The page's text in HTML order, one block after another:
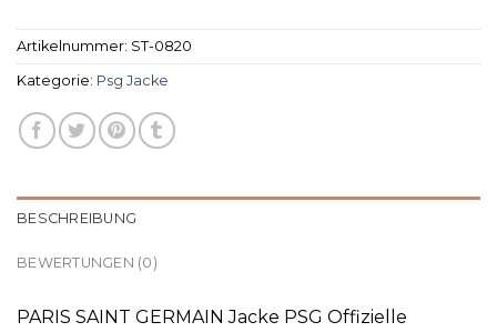
Artikelnummer: ST-0820
Kategorie: Psg Jacke
BESCHREIBUNG
BEWERTUNGEN (0)
PARIS SAINT GERMAIN Jacke PSG Offizielle